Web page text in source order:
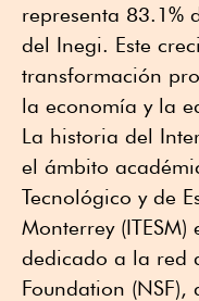
representa 83.1%
del Inegi. Este
transformación
la economía y la
La historia del
el ámbito
Tecnológico y de
Monterrey
dedicado a la red
Foundation